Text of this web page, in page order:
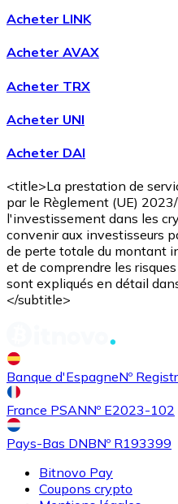
AVAX
Shiba Inuavec
SHIB
Acheter LINK
Acheter AVAX
Acheter TRX
Acheter UNI
Acheter DAI
<title>La prestation de
par le Règlement (UE)
l'investissement dans les
convenir aux investisseurs
de perte totale du montant
et de comprendre les
sont expliqués en détail
</subtitle>
Banque d'EspagneNº
France PSANNº E2023-102
Pays-Bas DNBNº R193399
Bitnovo Pay
Coupons crypto